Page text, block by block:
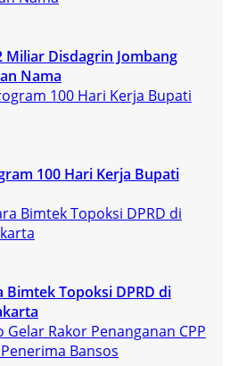
Miliar Disdagrin Jombang
Nama
100 Hari Kerja Bupati
Bimtek Topoksi DPRD di